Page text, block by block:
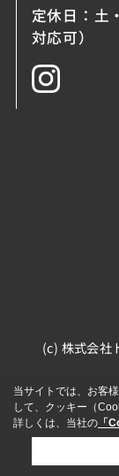
定休日：土
対応可）
(c) 株式会社
当サイトでは、お客
して、クッキー（
詳しくは、当社の 「